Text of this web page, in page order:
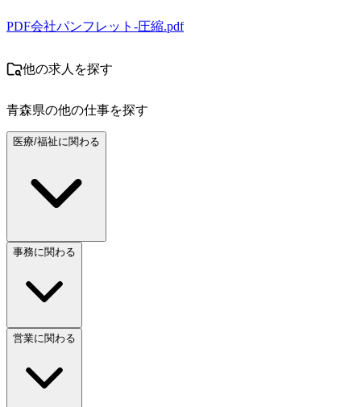
PDF会社パンフレット-圧縮.pdf
他の求人を探す
青森県の他の仕事を探す
医療/福祉に関わる
事務に関わる
営業に関わる